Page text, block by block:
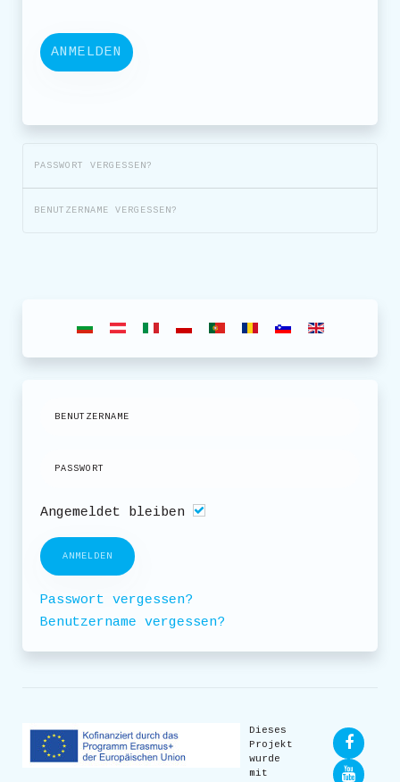
ANMELDEN
PASSWORT VERGESSEN?
BENUTZERNAME VERGESSEN?
Angemeldet bleiben
ANMELDEN
Passwort vergessen?
Benutzername vergessen?
Dieses
Projekt
wurde
mit